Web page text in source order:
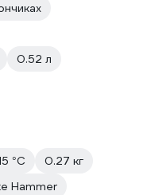
0.52 л
°С
0.27 кг
Hammer